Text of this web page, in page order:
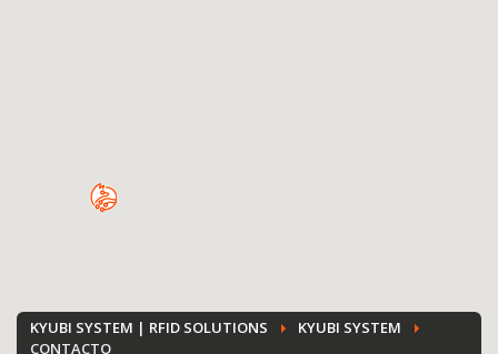
KYUBI SYSTEM | RFID SOLUTIONS
KYUBI SYSTEM
CONTACTO